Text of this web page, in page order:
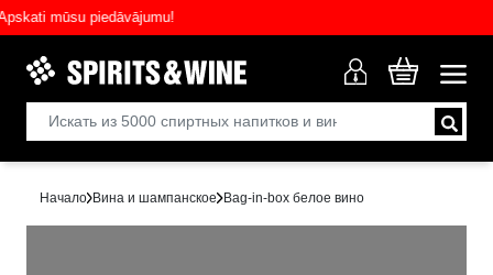
mūsu piedāvājumu!
Начало Вина и шампанское Bag-in-box белое вино